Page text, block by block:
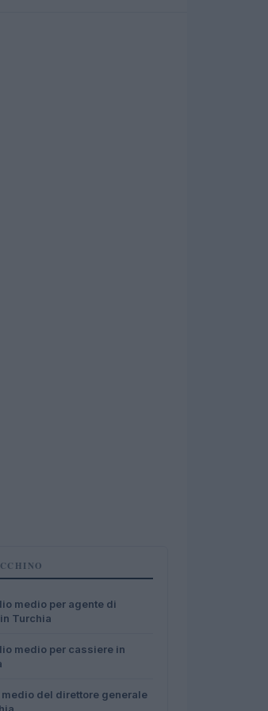
medio per agente di
Turchia
medio per cassiere in
medio del direttore generale